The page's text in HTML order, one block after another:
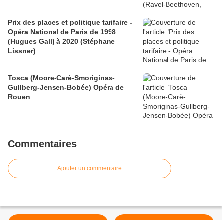
Prix des places et politique tarifaire -
Opéra National de Paris de 1998
(Hugues Gall) à 2020 (Stéphane
Lissner)
Tosca (Moore-Carè-Smoriginas-
Gullberg-Jensen-Bobée) Opéra de
Rouen
Commentaires
Ajouter un commentaire